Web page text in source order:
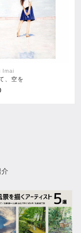
Imai
、空を